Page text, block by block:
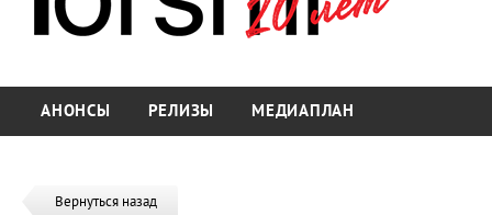
АНОНСЫ РЕЛИЗЫ МЕДИАПЛАН
Вернуться назад